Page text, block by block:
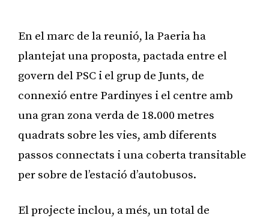
En el marc de la reunió, la Paeria ha
plantejat una proposta, pactada entre el
govern del PSC i el grup de Junts, de
connexió entre Pardinyes i el centre amb
una gran zona verda de 18.000 metres
quadrats sobre les vies, amb diferents
passos connectats i una coberta transitable
per sobre de l’estació d’autobusos.
El projecte inclou, a més, un total de